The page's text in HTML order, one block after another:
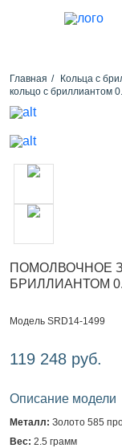
Главная Кольца с
кольцо с бриллиантом
ПОМОЛВОЧНОЕ
БРИЛЛИАНТОМ
Модель SRD14-1499
119 248 руб.
Описание модели
Металл: Золото 585
Вес: 2.5 грамм